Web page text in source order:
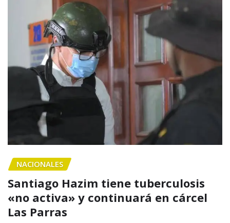
NACIONALES
Santiago Hazim tiene tuberculosis
«no activa» y continuará en cárcel
Las Parras